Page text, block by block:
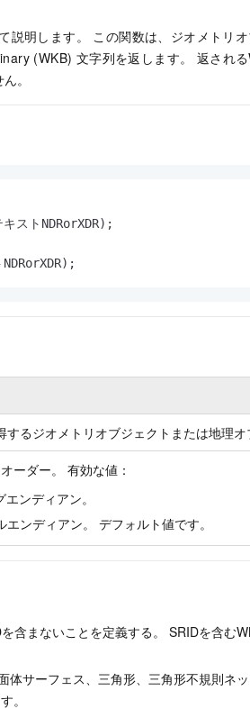
説明します。 この関数は、ジオメトリ
(WKB) 文字列を返します。 返され
。
ストNDRorXDR);
するジオメトリオブジェクトまたは地理オ
ーダー。 有効な値：
ンディアン。
エンディアン。 デフォルト値です。
含まないことを定義する。 SRIDを含む
体サーフェス、三角形、三角形不規則ネ
。